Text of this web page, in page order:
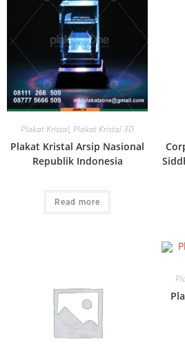
Plakat Kristal, Plakat Kristal 3D
Plakat Kristal Arsip Nasional
Republik Indonesia
Read more